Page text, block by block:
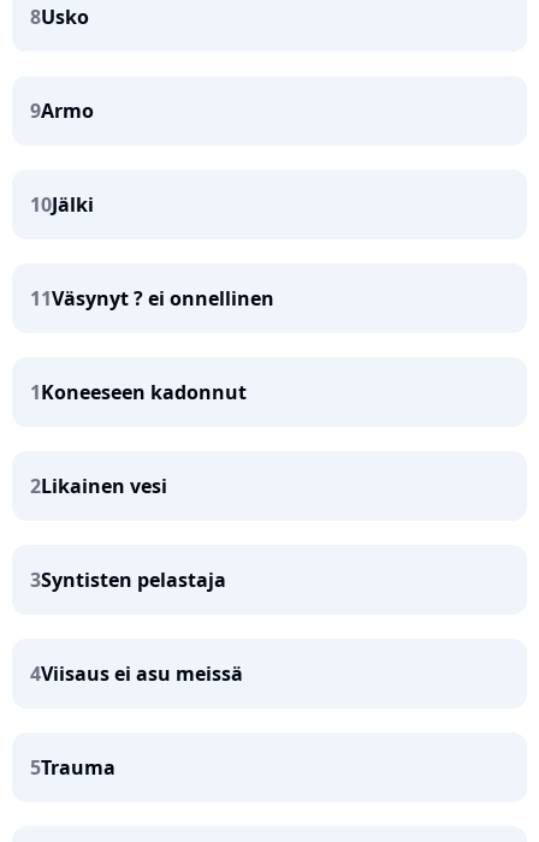
8Usko
9Armo
10Jälki
11Väsynyt ? ei onnellinen
1Koneeseen kadonnut
2Likainen vesi
3Syntisten pelastaja
4Viisaus ei asu meissä
5Trauma